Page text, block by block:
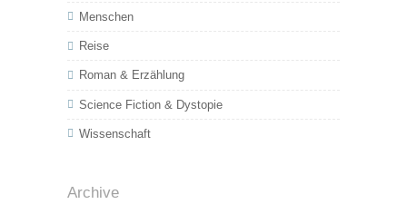
Menschen
Reise
Roman & Erzählung
Science Fiction & Dystopie
Wissenschaft
Archive